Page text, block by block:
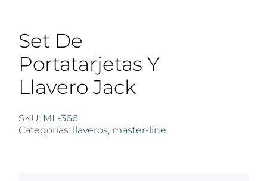
Set De
Portatarjetas Y
Llavero Jack
SKU: ML-366
Categorías: llaveros, master-line